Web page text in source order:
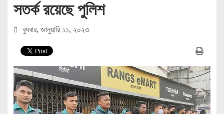
সতর্ক রয়েছে পুলিশ
বুধবার, জানুয়ারি ১১, ২০২৩